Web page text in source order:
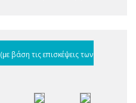
(με βάση τις επισκέψεις των